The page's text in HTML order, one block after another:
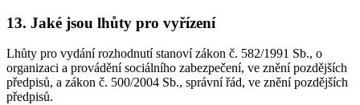
13. Jaké jsou lhůty pro vyřízení
Lhůty pro vydání rozhodnutí stanoví zákon č. 582/1991 Sb., o
organizaci a provádění sociálního zabezpečení, ve znění pozdějších
předpisů, a zákon č. 500/2004 Sb., správní řád, ve znění pozdějších
předpisů.